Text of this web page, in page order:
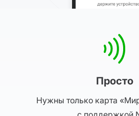
Просто
Нужны только карта